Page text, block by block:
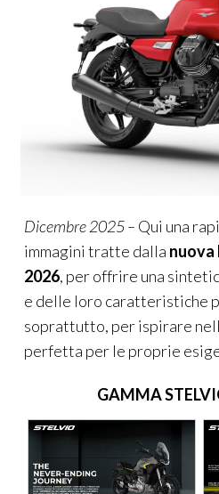
Dicembre 2025 –Qui una
e delle loro caratteristiche
soprattutto, per ispirare
perfetta per le proprie
GAMMA